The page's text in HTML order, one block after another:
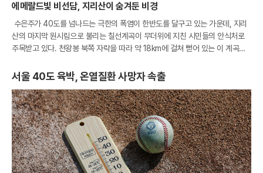
에메랄드빛 비선담, 지리산이 숨겨둔 비경
수은주가 40도를 넘나드는 극한의 폭염이 한반도를 달구고 있는 가운데, 지리
산의 마지막 원시림으로 불리는 칠선계곡이 무더위에 지친 시민들의 안식처로
주목받고 있다. 천왕봉 북쪽 자락을 따라 약 18km에 걸쳐 뻗어 있는 이 계곡은
하고
서울 40도 육박, 온열질환 사망자 속출